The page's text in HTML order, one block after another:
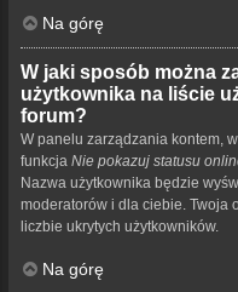
Na górę
W jaki sposób można
użytkownika na liście
forum?
W panelu zarządzania kontem,
funkcja Nie pokazuj statusu
Nazwa użytkownika będzie
moderatorów i dla ciebie. Twoja
liczbie ukrytych użytkowników.
Na górę